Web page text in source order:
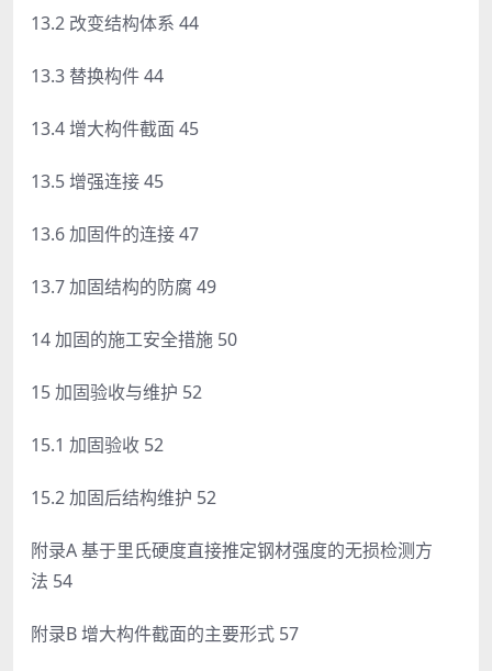
13.2 改变结构体系 44
13.3 替换构件 44
13.4 增大构件截面 45
13.5 增强连接 45
13.6 加固件的连接 47
13.7 加固结构的防腐 49
14 加固的施工安全措施 50
15 加固验收与维护 52
15.1 加固验收 52
15.2 加固后结构维护 52
附录A 基于里氏硬度直接推定钢材强度的无损检测方
法 54
附录B 增大构件截面的主要形式 57